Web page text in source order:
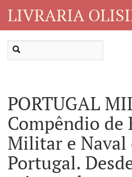
LIVRARIA
PORTUGAL
Compêndio
Militar e Naval
Portugal.